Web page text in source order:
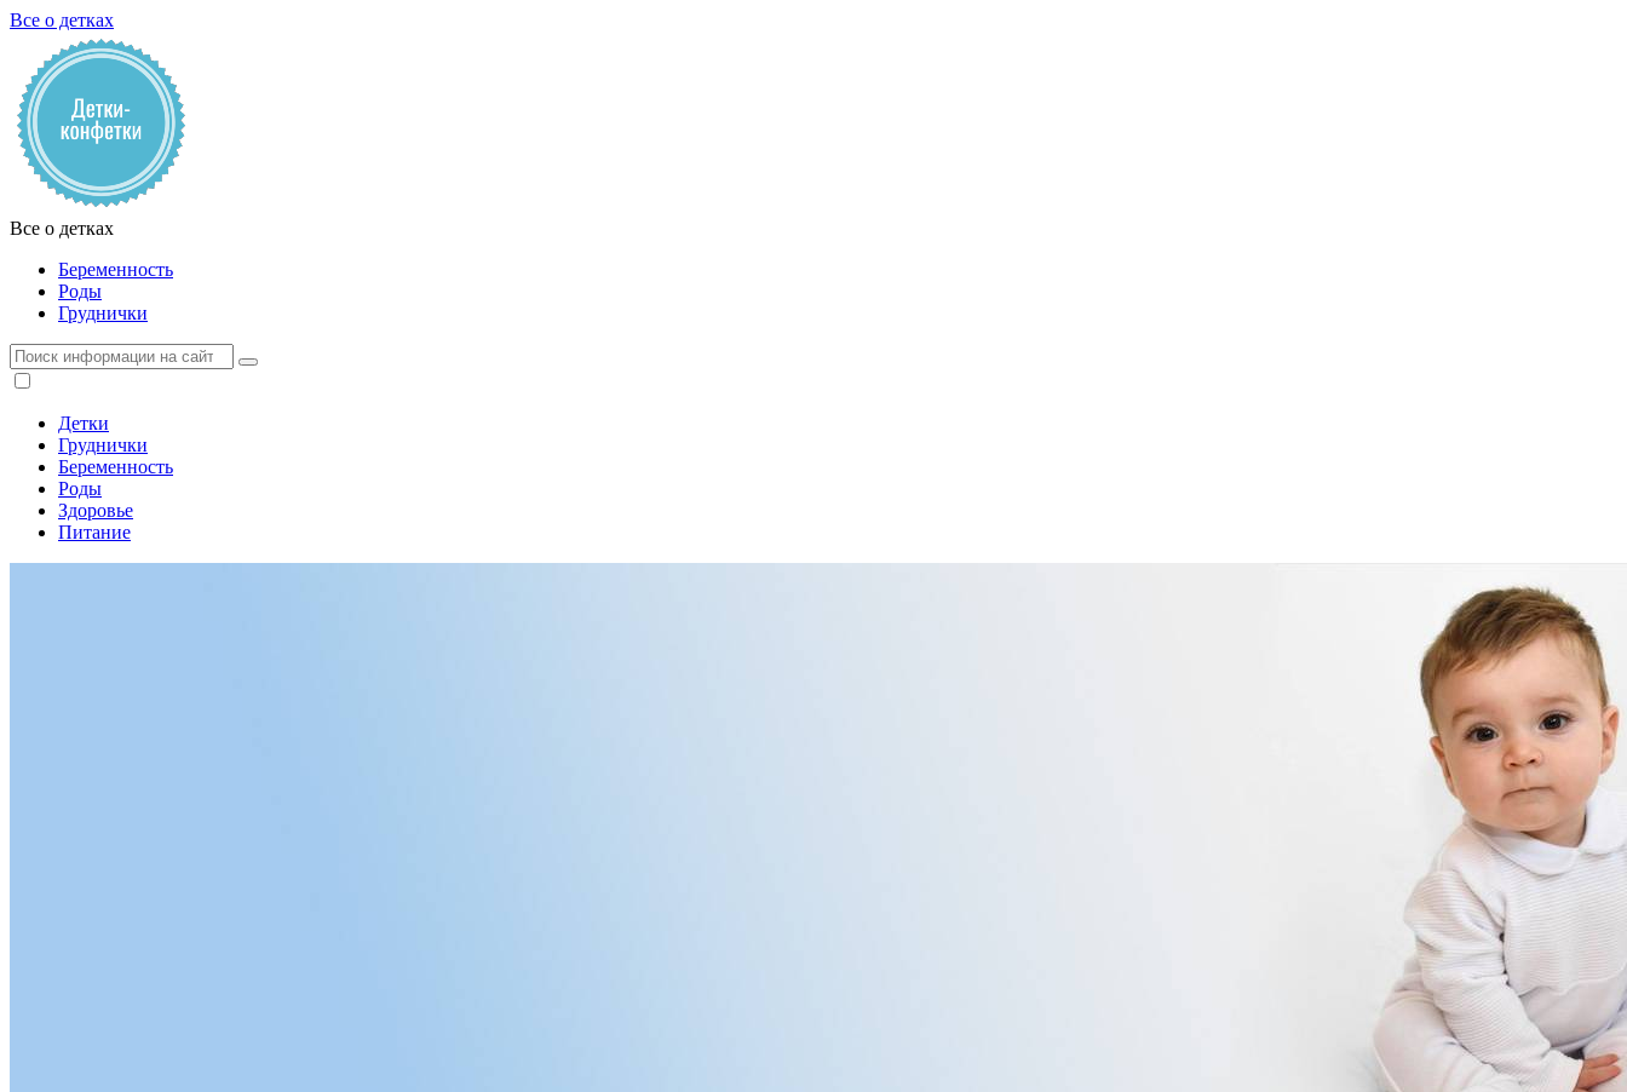
Все о детках
Все о детках
Беременность
Роды
Груднички
Детки
Груднички
Беременность
Роды
Здоровье
Питание